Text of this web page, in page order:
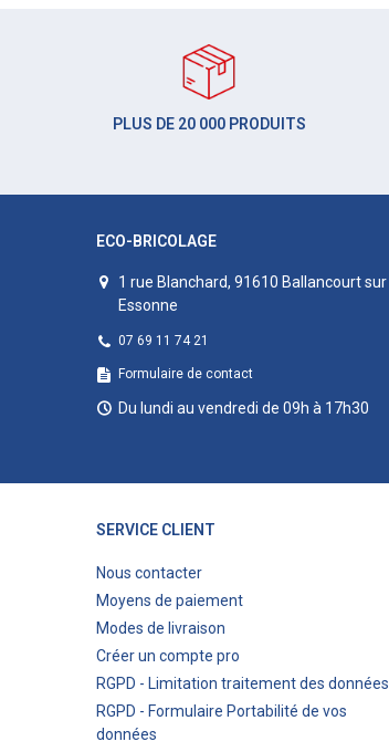
PLUS DE 20 000 PRODUITS
ECO-BRICOLAGE
1 rue Blanchard, 91610 Ballancourt sur
Essonne
07 69 11 74 21
Formulaire de contact
Du lundi au vendredi de 09h à 17h30
SERVICE CLIENT
Nous contacter
Moyens de paiement
Modes de livraison
Créer un compte pro
RGPD - Limitation traitement des données
RGPD - Formulaire Portabilité de vos
données